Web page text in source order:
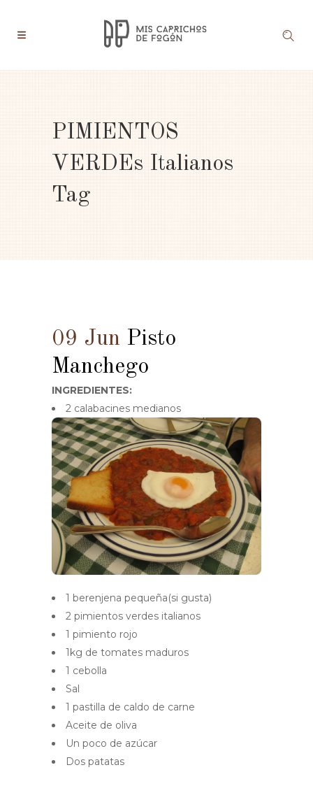
PIMIENTOS
VERDEs Italianos
Tag
09 Jun Pisto
Manchego
INGREDIENTES:
2 calabacines medianos
1 berenjena pequeña(si gusta)
2 pimientos verdes italianos
1 pimiento rojo
1kg de tomates maduros
1 cebolla
Sal
1 pastilla de caldo de carne
Aceite de oliva
Un poco de azúcar
Dos patatas